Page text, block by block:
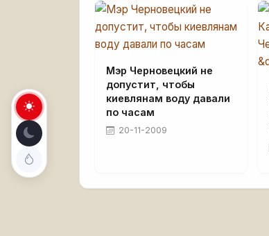
Мэр Черновецкий не
допустит, чтобы
киевлянам воду давали
по часам
20-11-2009